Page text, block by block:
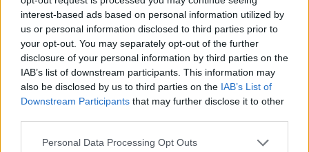
interest-based ads based on personal information utilized by
us or personal information disclosed to third parties prior to
your opt-out. You may separately opt-out of the further
disclosure of your personal information by third parties on the
IAB’s list of downstream participants. This information may
also be disclosed by us to third parties on the IAB’s List of
Downstream Participants that may further disclose it to other
Please note that this website/app uses one or more Google
Personal Data Processing Opt Outs
ΜΟΥΣΙΚΈΣ ΕΠΙΛΟΓΈΣ
Οι μουσικές επιλογές
του e-ptolemeos.gr:
AC/DC – Are You
Ready (1991)
ΑΘΛΗΤΙΚΆ
Ο Σύλλογος Δρομέων
και Οδοιπόρων
Εορδαίας παρόν στον
Λασσάνειο Δρόμο